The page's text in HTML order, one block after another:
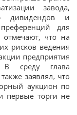
завода,
дивидендов и
для
отмечают, что на
рисков ведения
предприятия
В среду глава
заявлял, что
аукцион по
первые торги не